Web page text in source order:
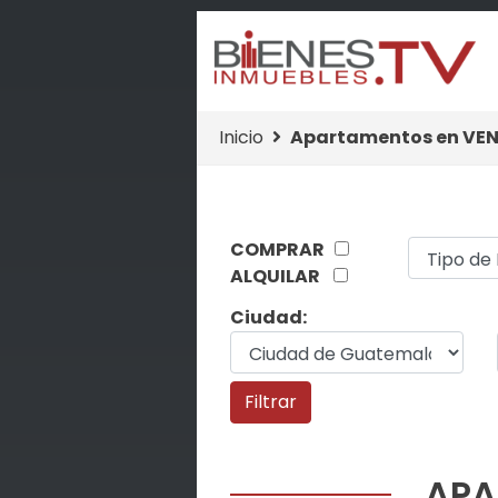
Inicio Apartamentos en
COMPRAR
ALQUILAR
Ciudad: